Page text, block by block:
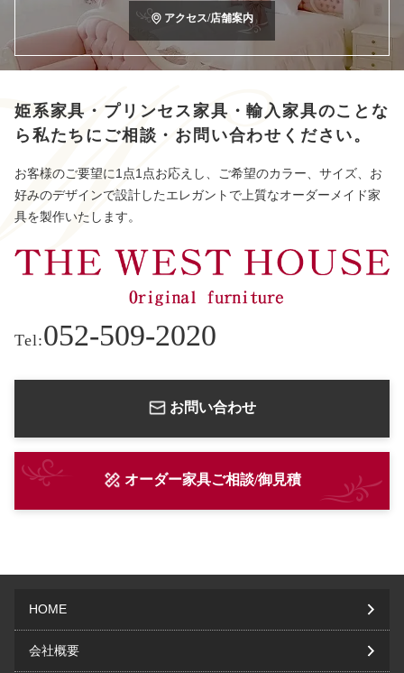
アクセス/店舗案内
姫系家具・プリンセス家具・輸入家具のことな
ら 私たちにご相談・お問い合わせください。
お客様のご要望に1点1点お応えし、ご希望のカラー、サイズ、お
好みのデザインで設計したエレガントで上質なオーダーメイド家
具を製作いたします。
Tel:052-509-2020
お問い合わせ
オーダー家具ご相談/御見積
HOME
会社概要